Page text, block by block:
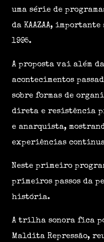
uma série de
da KAAZAA,
1995.
A proposta vai além
acontecimentos
sobre formas de
direta e resistência
e anarquista,
experiências
Neste primeiro
primeiros passos da
história.
A trilha sonora fica
Maldita Repressão,